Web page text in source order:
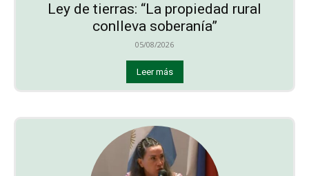
Ley de tierras: “La propiedad rural
conlleva soberanía”
05/08/2026
Leer más